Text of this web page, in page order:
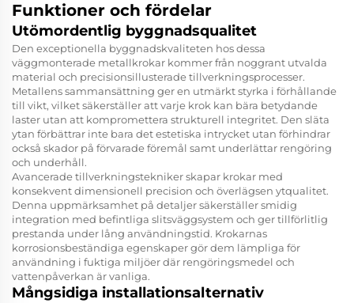
Funktioner och fördelar
Utömordentlig byggnadsqualitet
Den exceptionella byggnadskvaliteten hos dessa
väggmonterade metallkrokar kommer från noggrant utvalda
material och precisionsillusterade tillverkningsprocesser.
Metallens sammansättning ger en utmärkt styrka i förhållande
till vikt, vilket säkerställer att varje krok kan bära betydande
laster utan att kompromettera strukturell integritet. Den släta
ytan förbättrar inte bara det estetiska intrycket utan förhindrar
också skador på förvarade föremål samt underlättar rengöring
och underhåll.
Avancerade tillverkningstekniker skapar krokar med
konsekvent dimensionell precision och överlägsen ytqualitet.
Denna uppmärksamhet på detaljer säkerställer smidig
integration med befintliga slitsväggsystem och ger tillförlitlig
prestanda under lång användningstid. Krokarnas
korrosionsbeständiga egenskaper gör dem lämpliga för
användning i fuktiga miljöer där rengöringsmedel och
vattenpåverkan är vanliga.
Mångsidiga installationsalternativ